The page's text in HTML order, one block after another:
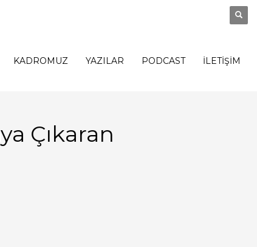
KADROMUZ YAZILAR PODCAST İLETİŞİM
Çıkaran